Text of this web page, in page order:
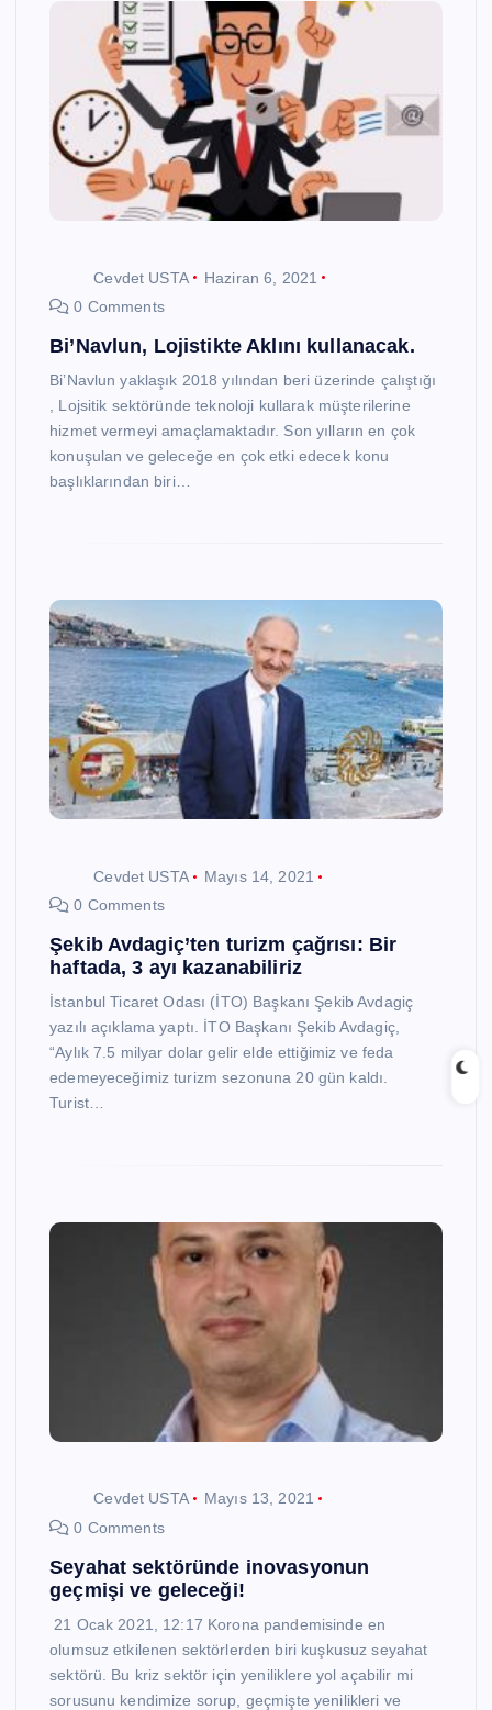
Cevdet USTA
Haziran 6, 2021
0 Comments
Bi’Navlun, Lojistikte Aklını kullanacak.
Bi’Navlun yaklaşık 2018 yılından beri üzerinde çalıştığı
, Lojsitik sektöründe teknoloji kullarak müşterilerine
hizmet vermeyi amaçlamaktadır. Son yılların en çok
konuşulan ve geleceğe en çok etki edecek konu
başlıklarından biri…
Cevdet USTA
Mayıs 14, 2021
0 Comments
Şekib Avdagiç’ten turizm çağrısı: Bir
haftada, 3 ayı kazanabiliriz
İstanbul Ticaret Odası (İTO) Başkanı Şekib Avdagiç
yazılı açıklama yaptı. İTO Başkanı Şekib Avdagiç,
“Aylık 7.5 milyar dolar gelir elde ettiğimiz ve feda
edemeyeceğimiz turizm sezonuna 20 gün kaldı.
Turist…
Cevdet USTA
Mayıs 13, 2021
0 Comments
Seyahat sektöründe inovasyonun
geçmişi ve geleceği!
21 Ocak 2021, 12:17 Korona pandemisinde en
olumsuz etkilenen sektörlerden biri kuşkusuz seyahat
sektörü. Bu kriz sektör için yeniliklere yol açabilir mi
sorusunu kendimize sorup, geçmişte yenilikleri ve